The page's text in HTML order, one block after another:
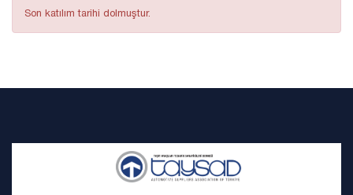
Son katılım tarihi dolmuştur.